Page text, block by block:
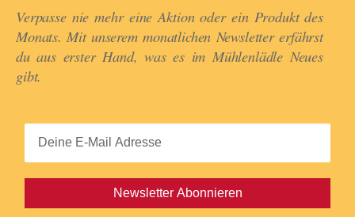
Verpasse nie mehr eine Aktion oder ein Produkt des
Monats. Mit unserem monatlichen Newsletter erfährst
du aus erster Hand, was es im Mühlenlädle Neues
gibt.​
Newsletter Abonnieren